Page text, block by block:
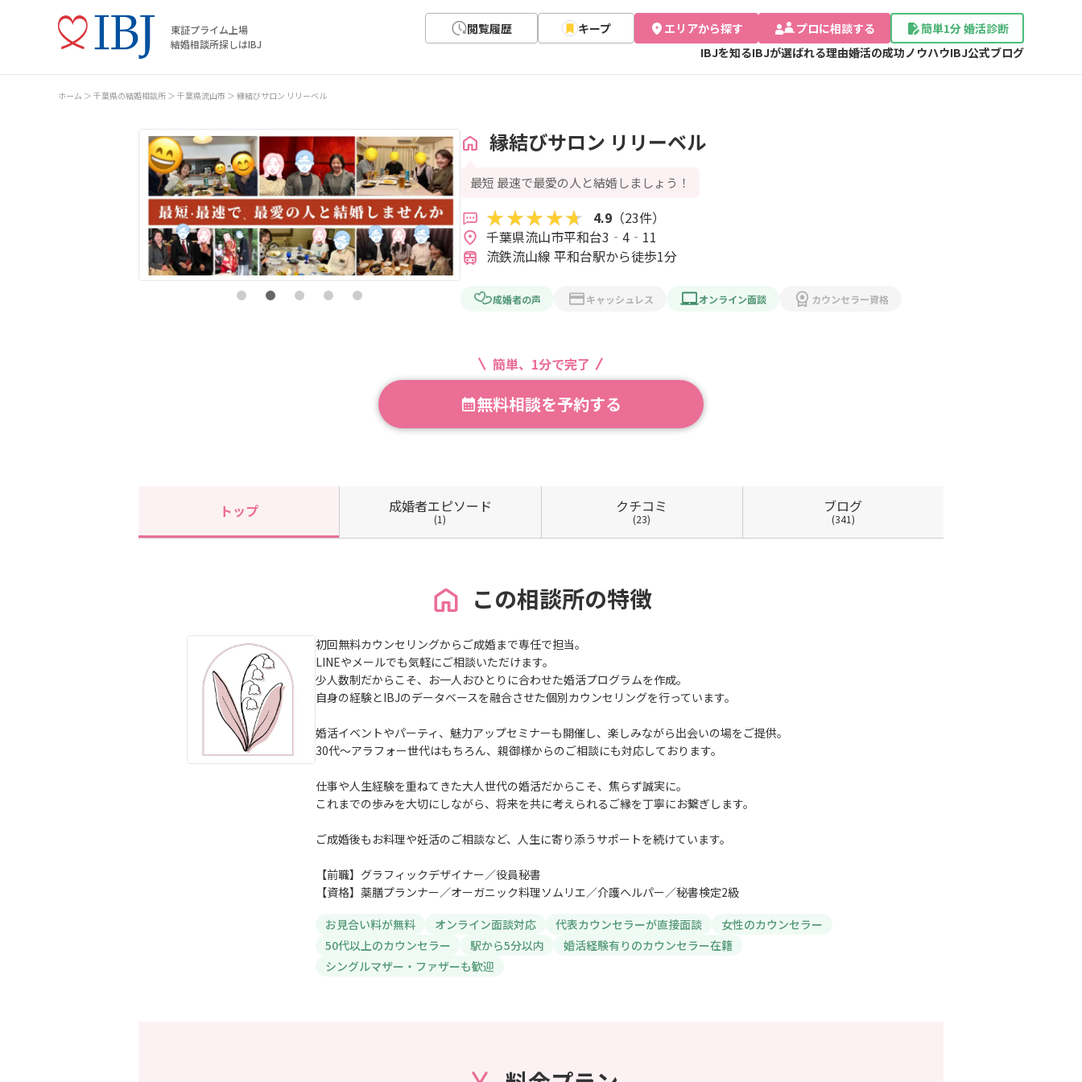
東証プライム上場
結婚相談所探しはIBJ
閲覧履歴 キープ エリアから探す プロに相談する
簡単1分 婚活診断
IBJを知るIBJが選ばれる理由婚活の成功ノウハウIBJ公式ブログ
ホーム 千葉県の結婚相談所 千葉県流山市 縁結びサロン リリーベル
縁結びサロン リリーベル
最短 最速で最愛の人と結婚しましょう！
4.9（23件）
流鉄流山線 平和台駅から徒歩1分
成婚者の声 キャッシュレス オンライン面談 カウンセラー資格
簡単、1分で完了
無料相談を予約する
トップ 成婚者エピソード
(1)
クチコミ
(23)
ブログ
(341)
この相談所の特徴
初回無料カウンセリングからご成婚まで専任で担当。
LINEやメールでも気軽にご相談いただけます。
少人数制だからこそ、お一人おひとりに合わせた婚活プログラムを作成。
自身の経験とIBJのデータベースを融合させた個別カウンセリングを行っています。
婚活イベントやパーティ、魅力アップセミナーも開催し、楽しみながら出会いの場をご提供。
30代～アラフォー世代はもちろん、親御様からのご相談にも対応しております。
仕事や人生経験を重ねてきた大人世代の婚活だからこそ、焦らず誠実に。
これまでの歩みを大切にしながら、将来を共に考えられるご縁を丁寧にお繋ぎします。
ご成婚後もお料理や妊活のご相談など、人生に寄り添うサポートを続けています。
【前職】グラフィックデザイナー／役員秘書
【資格】薬膳プランナー／オーガニック料理ソムリエ／介護ヘルパー／秘書検定2級
お見合い料が無料
オンライン面談対応 代表カウンセラーが直接面談
女性のカウンセラー
50代以上のカウンセラー
駅から5分以内
婚活経験有りのカウンセラー在籍
シングルマザー・ファザーも歓迎